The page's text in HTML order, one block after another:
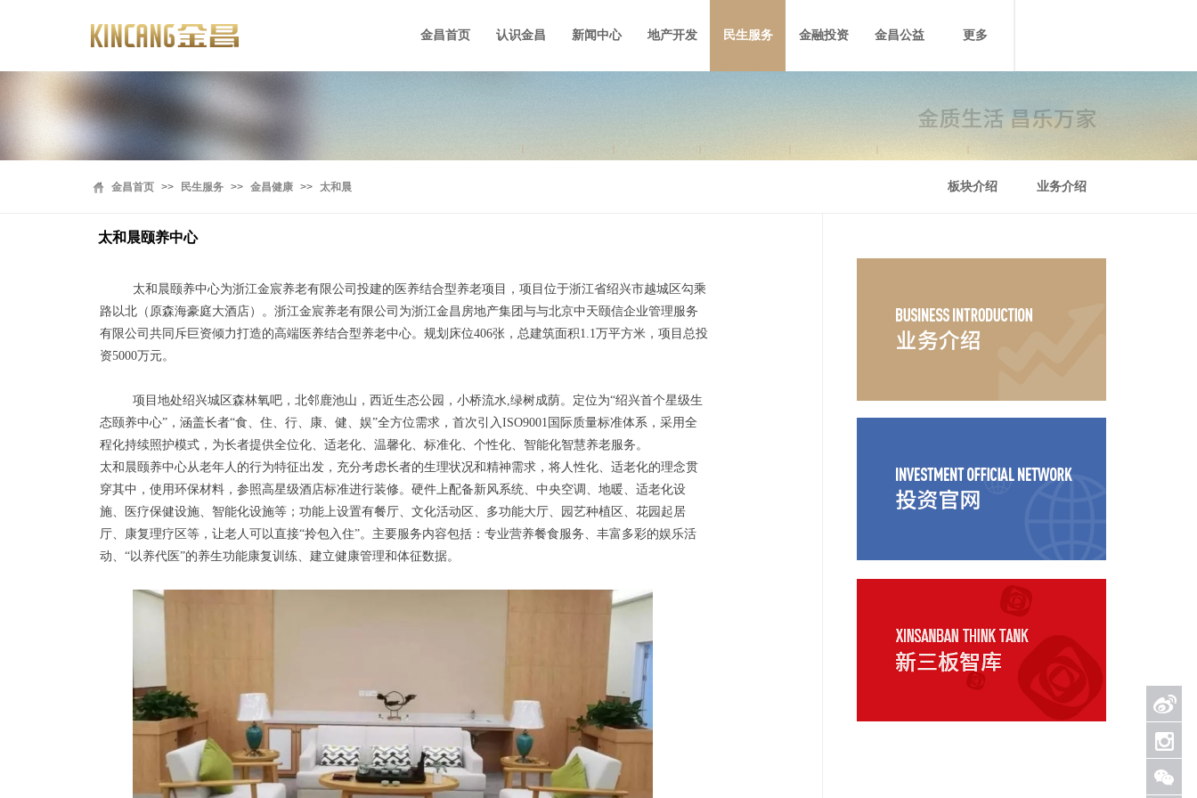
金昌首页 认识金昌 新闻中心 地产开发 民生服务 金融投资 金昌公益 更多
金昌首页 >> 民生服务 >> 金昌健康 >> 太和晨 板块介绍 业务介绍
太和晨颐养中心
太和晨颐养中心为浙江金宸养老有限公司投建的医养结合型养老项目，项目位于浙江省绍兴市越城区勾乘
路以北（原森海豪庭大酒店）。浙江金宸养老有限公司为浙江金昌房地产集团与与北京中天颐信企业管理服务
有限公司共同斥巨资倾力打造的高端医养结合型养老中心。规划床位406张，总建筑面积1.1万平方米，项目总投
资5000万元。
项目地处绍兴城区森林氧吧，北邻鹿池山，西近生态公园，小桥流水,绿树成荫。定位为“绍兴首个星级生
态颐养中心”，涵盖长者“食、住、行、康、健、娱”全方位需求，首次引入ISO9001 国际质量标准体系，采用全
程化持续照护模式，为长者提供全位化、适老化、温馨化、标准化、个性化、智能化智慧养老服务。
太和晨颐养中心从老年人的行为特征出发，充分考虑长者的生理状况和精神需求，将人性化、适老化的理念贯
穿其中，使用环保材料，参照高星级酒店标准进行装修。硬件上配备新风系统、中央空调、地暖、适老化设
施、医疗保健设施、智能化设施等；功能上设置有餐厅、文化活动区、多功能大厅、园艺种植区、花园起居
厅、康复理疗区等，让老人可以直接“拎包入住”。主要服务内容包括：专业营养餐食服务、丰富多彩的娱乐活
动、“以养代医”的养生功能康复训练、建立健康管理和体征数据。